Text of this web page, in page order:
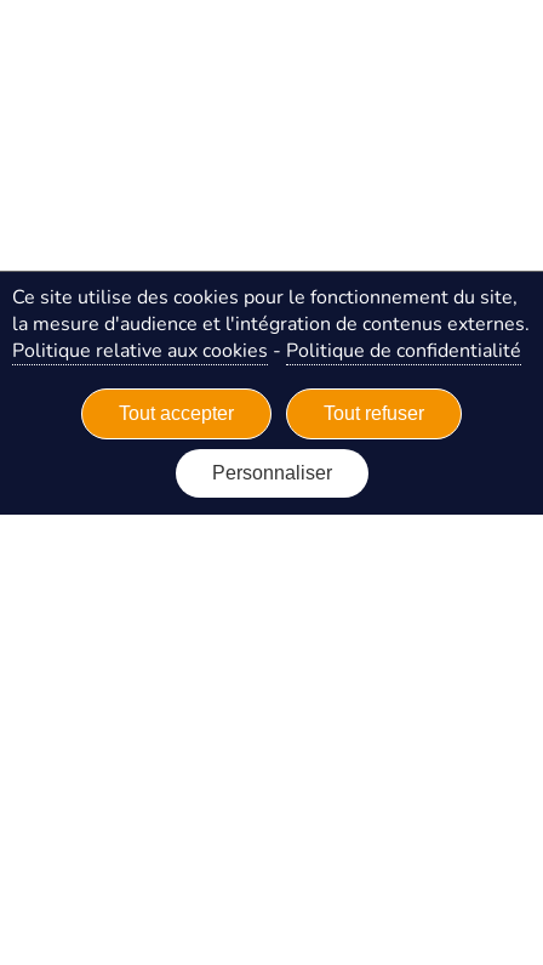
Ce site utilise des cookies pour le fonctionnement du site,
la mesure d'audience et l'intégration de contenus externes.
Politique relative aux cookies - Politique de confidentialité
Tout accepter Tout refuser
Personnaliser